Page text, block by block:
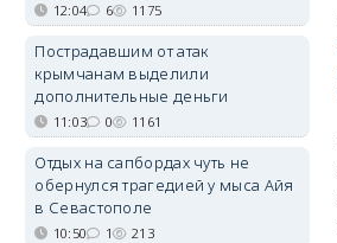
12:04 6 1175
Пострадавшим от атак
крымчанам выделили
дополнительные деньги
11:03 0 1161
Отдых на сапбордах чуть не
обернулся трагедией у мыса Айя
в Севастополе
10:50 1 213